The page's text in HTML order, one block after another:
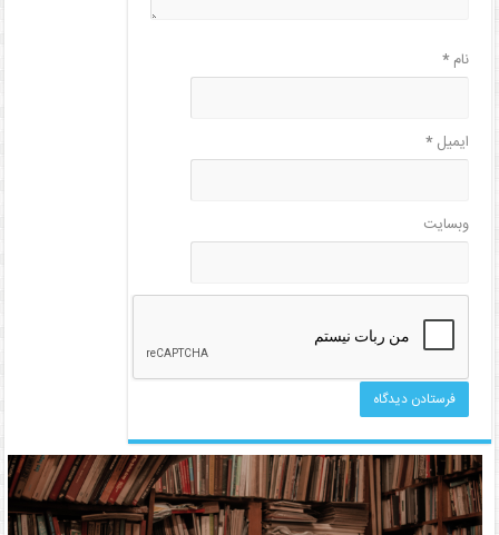
نام*
ایمیل*
وبسایت